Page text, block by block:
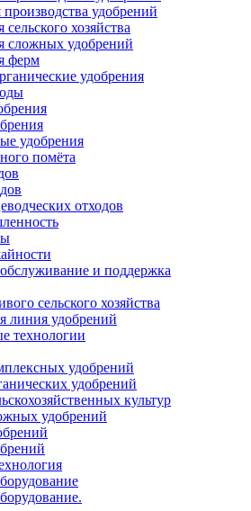
удобрений
хозяйства
сложных удобрений
ферм
удобрения
удобрения
помёта
отходов
и поддержка
сельского хозяйства
линия удобрений
технологии
удобрений
удобрений
культур
удобрений